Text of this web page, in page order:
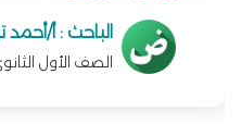
الباحث : أ/
الصف الأول